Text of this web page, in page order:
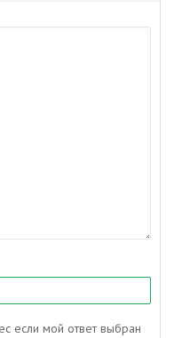
если мой ответ выбран